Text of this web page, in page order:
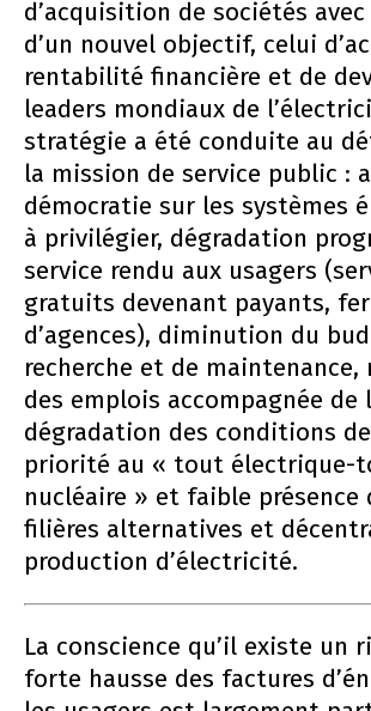
d’acquisition de sociétés
d’un nouvel objectif, celui
rentabilité financière et de
leaders mondiaux de
stratégie a été conduite au
la mission de service public :
démocratie sur les systèmes
à privilégier, dégradation
service rendu aux usagers
gratuits devenant payants,
d’agences), diminution du
recherche et de maintenance,
des emplois accompagnée de
dégradation des conditions
priorité au « tout électrique-
nucléaire » et faible présence
filières alternatives et
production d’électricité.
La conscience qu’il existe un
forte hausse des factures